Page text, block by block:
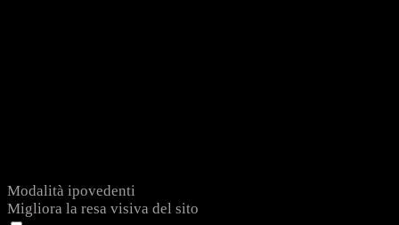
Modalità ipovedenti
Migliora la resa visiva del sito